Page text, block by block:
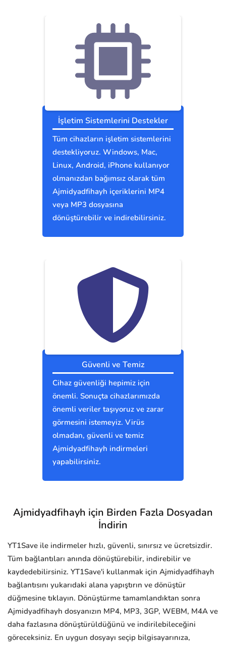
İşletim Sistemlerini Destekler
Tüm cihazların işletim sistemlerini
destekliyoruz. Windows, Mac,
Linux, Android, iPhone kullanıyor
olmanızdan bağımsız olarak tüm
Ajmidyadfihayh içeriklerini MP4
veya MP3 dosyasına
dönüştürebilir ve indirebilirsiniz.
Güvenli ve Temiz
Cihaz güvenliği hepimiz için
önemli. Sonuçta cihazlarımızda
önemli veriler taşıyoruz ve zarar
görmesini istemeyiz. Virüs
olmadan, güvenli ve temiz
Ajmidyadfihayh indirmeleri
yapabilirsiniz.
Ajmidyadfihayh için Birden Fazla Dosyadan
İndirin
YT1Save ile indirmeler hızlı, güvenli, sınırsız ve ücretsizdir.
Tüm bağlantıları anında dönüştürebilir, indirebilir ve
kaydedebilirsiniz. YT1Save'i kullanmak için Ajmidyadfihayh
bağlantısını yukarıdaki alana yapıştırın ve dönüştür
düğmesine tıklayın. Dönüştürme tamamlandıktan sonra
Ajmidyadfihayh dosyanızın MP4, MP3, 3GP, WEBM, M4A ve
daha fazlasına dönüştürüldüğünü ve indirilebileceğini
göreceksiniz. En uygun dosyayı seçip bilgisayarınıza,